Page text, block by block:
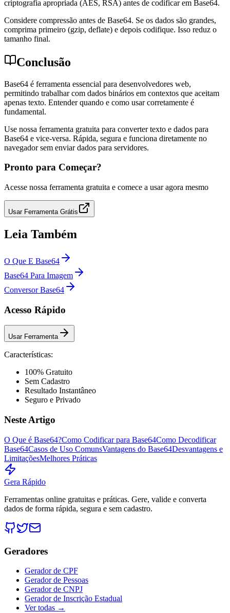
criptografia apropriada (AES, RSA) antes de codificar em Base64.
Considere compressão antes de Base64. Se os dados são grandes,
comprima primeiro (gzip, deflate) e depois codifique. Isso reduz o
tamanho final.
Conclusão
Base64 é ferramenta essencial para desenvolvedores web,
permitindo trabalhar com dados binários em contextos que aceitam
apenas texto. Entender quando e como usar corretamente é
fundamental.
Use nossa ferramenta gratuita para converter texto e dados para
Base64 e vice-versa. Rápida, segura e funciona diretamente no
navegador sem enviar dados para servidores.
Pronto para Começar?
Acesse nossa ferramenta gratuita e comece a usar agora mesmo
Usar Ferramenta Grátis
Leia Também
O Que E Base64
Base64 Para Imagem
Conversor Base64
Acesso Rápido
Usar Ferramenta
Características:
100% Gratuito
Sem Cadastro
Resultado Instantâneo
Seguro e Privado
Neste Artigo
O Que é Base64?Como Codificar para Base64Como Decodificar
Base64Casos de Uso ComunsVantagens do Base64Desvantagens e
LimitaçõesMelhores Práticas
Gera Rápido
Ferramentas online gratuitas e práticas. Gere, valide e converta
dados de forma rápida, segura e sem cadastro.
Geradores
Gerador de CPF
Gerador de Pessoas
Gerador de CNPJ
Gerador de Inscrição Estadual
Ver todas →